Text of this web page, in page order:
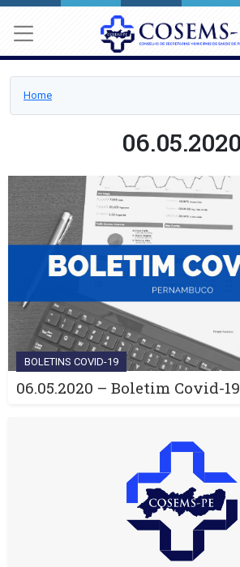
Home
06.05.2020
BOLETINS COVID-19
06.05.2020 – Boletim Covid-19